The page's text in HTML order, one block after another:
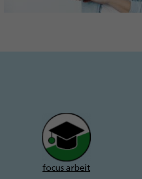
focus arbeit